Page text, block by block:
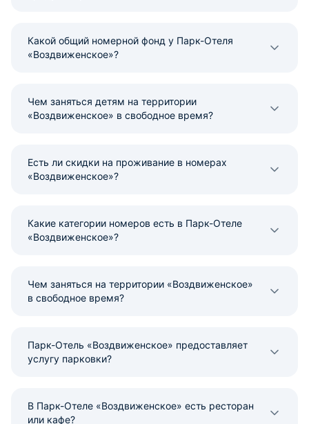
Какой общий номерной фонд у Парк-Отеля
«Воздвиженское»?
Чем заняться детям на территории
«Воздвиженское» в свободное время?
Есть ли скидки на проживание в номерах
«Воздвиженское»?
Какие категории номеров есть в Парк-Отеле
«Воздвиженское»?
Чем заняться на территории «Воздвиженское»
в свободное время?
Парк-Отель «Воздвиженское» предоставляет
услугу парковки?
В Парк-Отеле «Воздвиженское» есть ресторан
или кафе?